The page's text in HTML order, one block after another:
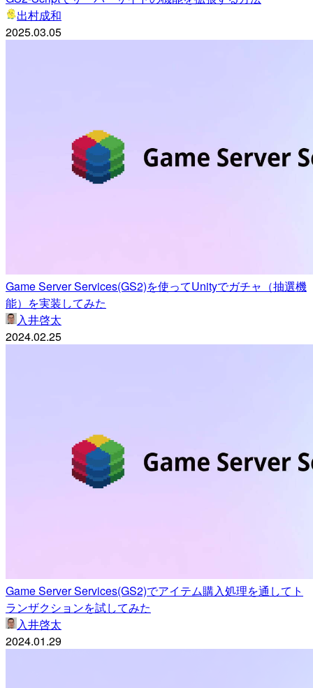
出村成和
2025.03.05
Game Server Services(GS2)を使ってUnityでガチャ（抽選機
能）を実装してみた
入井啓太
2024.02.25
Game Server Services(GS2)でアイテム購入処理を通してト
ランザクションを試してみた
入井啓太
2024.01.29